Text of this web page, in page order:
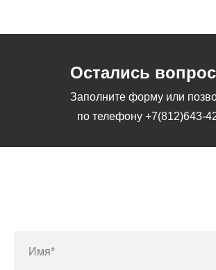
Остались
Заполните форму или
по телефону +7(812)643-
Имя*